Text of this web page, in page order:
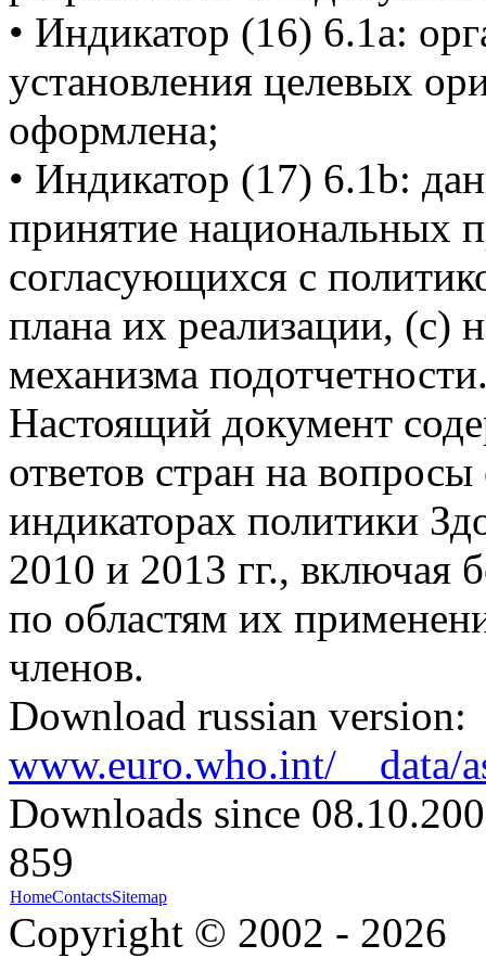
• Индикатор (16) 6.1a:
установления целевых
оформлена;
• Индикатор (17) 6.1b:
принятие национальных
согласующихся с
плана их реализации, (c)
механизма
Настоящий документ
ответов стран на
индикаторах политики
2010 и 2013 гг.,
по областям их
членов.
Download russian version:
www.euro.who.int/__data/
Downloads since
859
HomeContactsSitemap
Copyright © 2002 - 2026